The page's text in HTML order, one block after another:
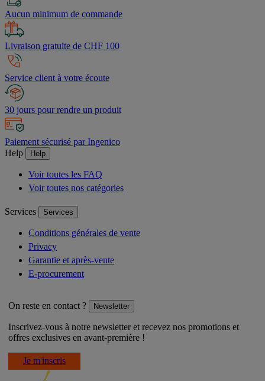
Aucun minimum de commande
Livraison gratuite de CHF 100
Service client à votre écoute
30 jours pour rendre un produit
Paiement sécurisé par Ingenico
Help
Help
Voir toutes les FAQ
Voir toutes nos catégories
Services Services
Conditions générales de vente
Privacy
Garantie et après-vente
E-procurement
On reste en contact ? Newsletter
Inscrivez-vous à notre newsletter et recevez nos promotions et
offres exclusives en avant-première !
Je m'inscris